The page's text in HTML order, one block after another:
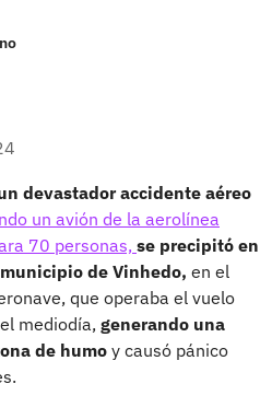
devastador accidente aéreo
un avión de la aerolínea
70 personas, se precipitó en
de Vinhedo, en el
que operaba el vuelo
mediodía, generando una
de humo y causó pánico